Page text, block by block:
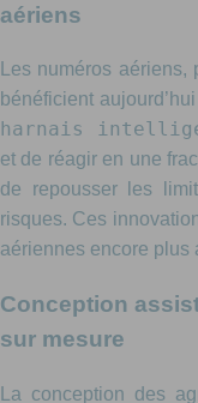
aériens
Les numéros
bénéficient
harnais
et de réagir en une
de repousser les
risques. Ces
aériennes encore plus
Conception
sur mesure
La conception des